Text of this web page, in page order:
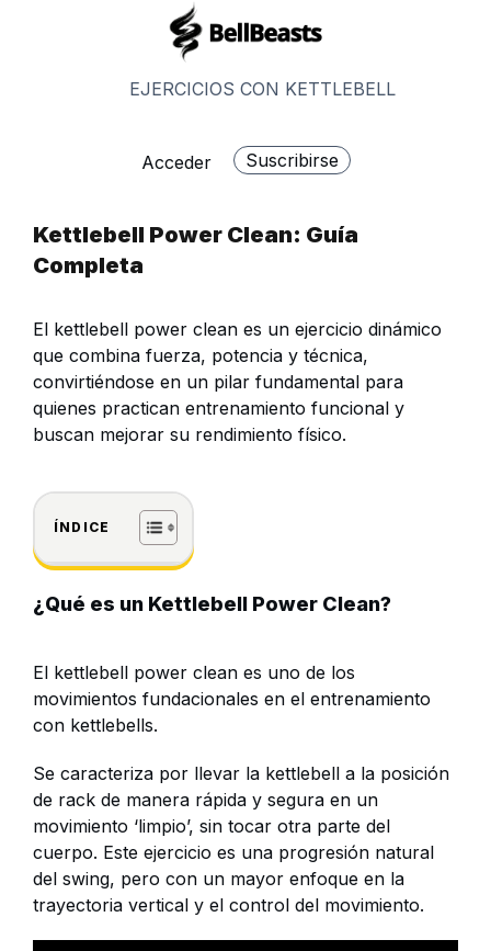
EJERCICIOS CON KETTLEBELL
Acceder Suscribirse
Kettlebell Power Clean: Guía
Completa
El kettlebell power clean es un ejercicio dinámico
que combina fuerza, potencia y técnica,
convirtiéndose en un pilar fundamental para
quienes practican entrenamiento funcional y
buscan mejorar su rendimiento físico.
ÍNDICE
¿Qué es un Kettlebell Power Clean?
El kettlebell power clean es uno de los
movimientos fundacionales en el entrenamiento
con kettlebells.
Se caracteriza por llevar la kettlebell a la posición
de rack de manera rápida y segura en un
movimiento ‘limpio’, sin tocar otra parte del
cuerpo. Este ejercicio es una progresión natural
del swing, pero con un mayor enfoque en la
trayectoria vertical y el control del movimiento​​.